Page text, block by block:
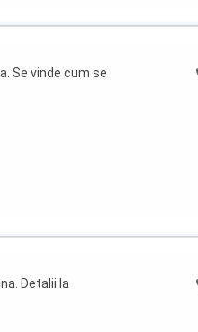
Se vinde cum se
Detalii la